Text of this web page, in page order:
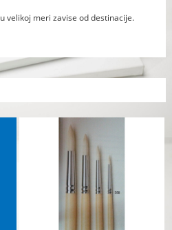
velikoj meri zavise od destinacije.